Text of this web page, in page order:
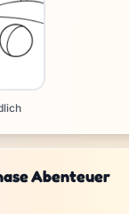
Abenteuer